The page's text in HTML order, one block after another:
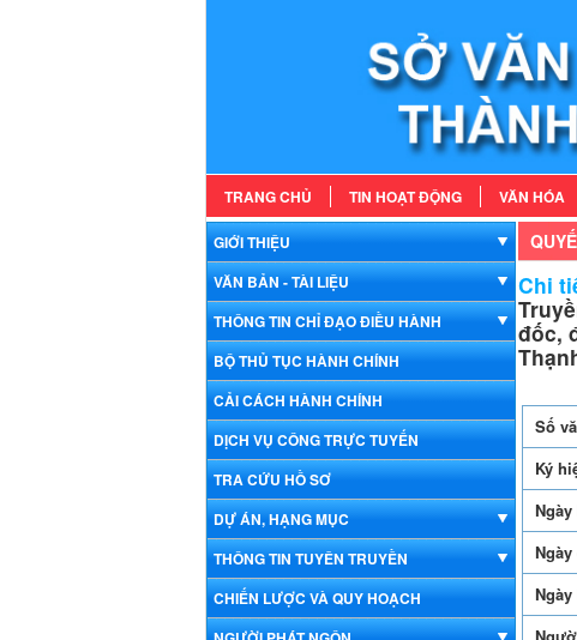
TRANG CHỦ TIN HOẠT ĐỘNG VĂN HÓA
GIỚI THIỆU
VĂN BẢN - TÀI LIỆU
THÔNG TIN CHỈ ĐẠO ĐIỀU HÀNH
BỘ THỦ TỤC HÀNH CHÍNH
CẢI CÁCH HÀNH CHÍNH
DỊCH VỤ CÔNG TRỰC TUYẾN
TRA CỨU HỒ SƠ
DỰ ÁN, HẠNG MỤC
THÔNG TIN TUYÊN TRUYỀN
CHIẾN LƯỢC VÀ QUY HOẠCH
Chi
đốc,
Số
Ký